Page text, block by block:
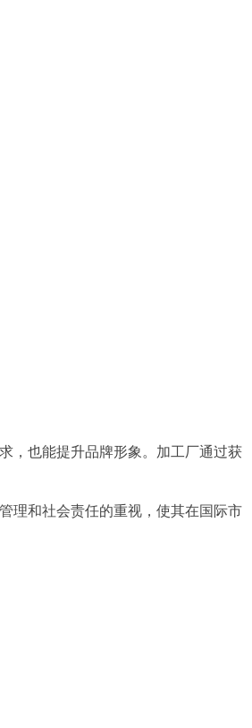
，也能提升品牌形象。加工厂通过获
理和社会责任的重视，使其在国际市